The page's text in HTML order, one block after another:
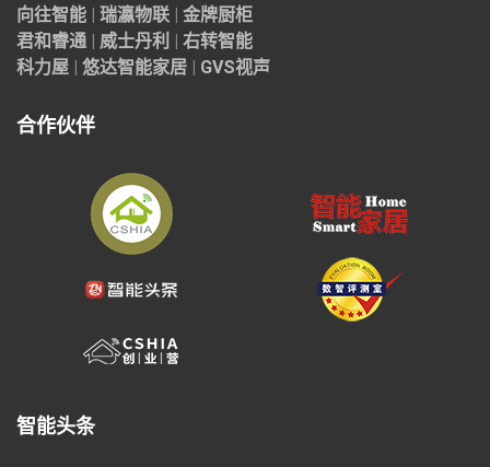
向往智能 | 瑞瀛物联 | 金牌厨柜
君和睿通 | 威士丹利 | 右转智能
科力屋 | 悠达智能家居 | GVS视声
合作伙伴
智能头条